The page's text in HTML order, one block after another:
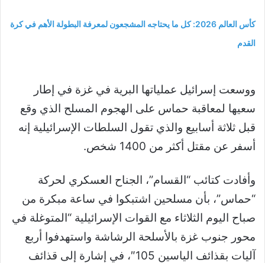
كأس العالم 2026: كل ما يحتاجه المشجعون لمعرفة البطولة الأهم في كرة
القدم
ووسعت إسرائيل عملياتها البرية في غزة في إطار
سعيها لمعاقبة حماس على الهجوم المسلح الذي وقع
قبل ثلاثة أسابيع والذي تقول السلطات الإسرائيلية إنه
أسفر عن مقتل أكثر من 1400 شخص.
وأفادت كتائب “القسام”، الجناح العسكري لحركة
“حماس”، بأن مسلحين اشتبكوا في ساعة مبكرة من
صباح اليوم الثلاثاء مع القوات الإسرائيلية “المتوغلة في
محور جنوب غزة بالأسلحة الرشاشة واستهدفوا أربع
آليات بقذائف الياسين 105″، في إشارة إلى قذائف